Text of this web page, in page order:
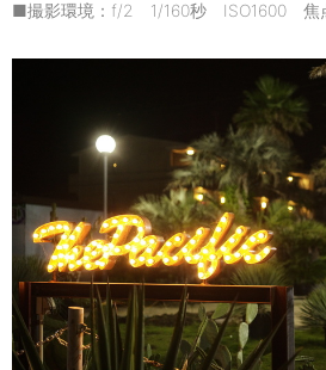
■撮影環境：f/2 1/160秒 ISO1600 焦